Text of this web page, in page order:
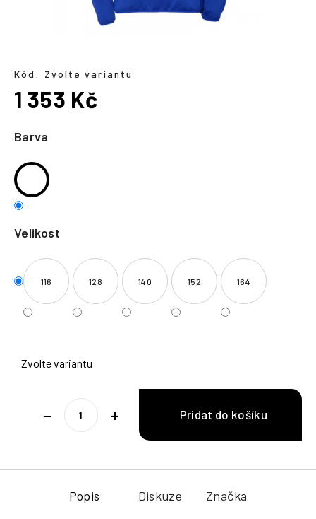
Barva
Velikost
116 128 140 152 164
Zvolte variantu
+
−
Kód: Zvolte variantu
1 353 Kč
cena:
Popis Diskuze Značka
t
?